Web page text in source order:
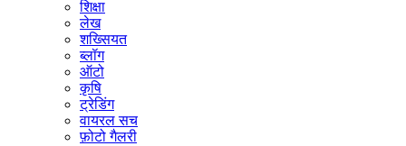
शिक्षा
लेख
शख्सियत
ब्लॉग
ऑटो
कृषि
ट्रेडिंग
वायरल सच
फ़ोटो गैलरी